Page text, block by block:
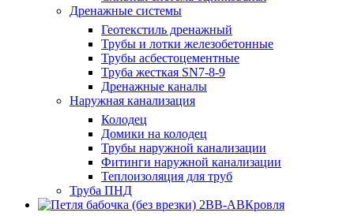
Дренажные системы
Геотекстиль дренажный
Трубы и лотки железобетонные
Трубы асбестоцементные
Труба жесткая SN7-8-9
Дренажные каналы
Наружная канализация
Колодец
Домики на колодец
Трубы наружной канализации
Фитинги наружной канализации
Теплоизоляция для труб
Труба ПНД
Кровля